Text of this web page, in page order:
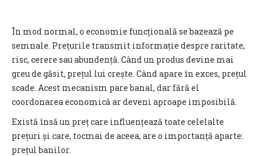
În mod normal, o economie funcțională se bazează pe
semnale. Prețurile transmit informație despre raritate,
risc, cerere sau abundență. Când un produs devine mai
greu de găsit, prețul lui crește. Când apare în exces, prețul
scade. Acest mecanism pare banal, dar fără el
coordonarea economică ar deveni aproape imposibilă.
Există însă un preț care influențează toate celelalte
prețuri și care, tocmai de aceea, are o importanță aparte:
prețul banilor.